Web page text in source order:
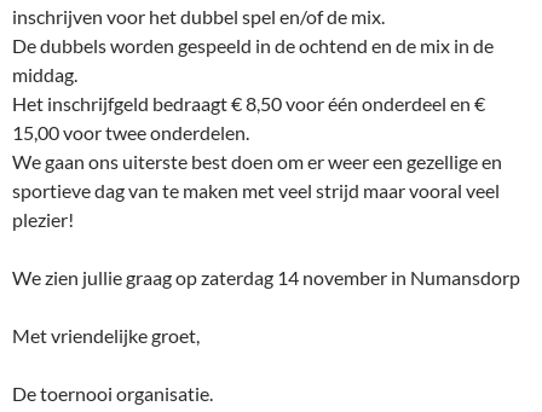
inschrijven voor het dubbel spel en/of de mix.
De dubbels worden gespeeld in de ochtend en de mix in de
middag.
Het inschrijfgeld bedraagt € 8,50 voor één onderdeel en €
15,00 voor twee onderdelen.
We gaan ons uiterste best doen om er weer een gezellige en
sportieve dag van te maken met veel strijd maar vooral veel
plezier!
We zien jullie graag op zaterdag 14 november in Numansdorp
Met vriendelijke groet,
De toernooi organisatie.